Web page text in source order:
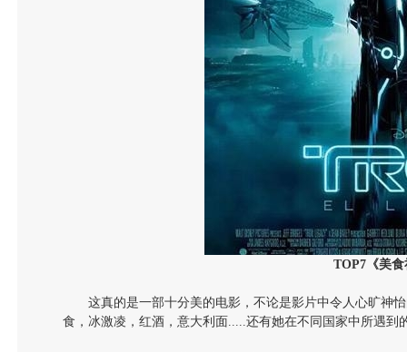
TOP7 《美
这真的是一部十分美的电影，不论是影片中令人心旷神
食，冰激凌，红酒，意大利面.....还有她在不同国家中所遇到